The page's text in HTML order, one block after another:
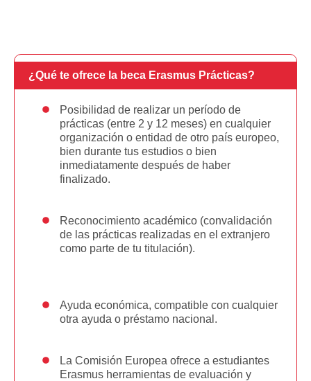
¿Qué te ofrece la beca Erasmus Prácticas?
Posibilidad de realizar un período de
prácticas (entre 2 y 12 meses) en cualquier
organización o entidad de otro país europeo,
bien durante tus estudios o bien
inmediatamente después de haber
finalizado.
Reconocimiento académico (convalidación
de las prácticas realizadas en el extranjero
como parte de tu titulación).
Ayuda económica, compatible con cualquier
otra ayuda o préstamo nacional.
La Comisión Europea ofrece a estudiantes
Erasmus herramientas de evaluación y